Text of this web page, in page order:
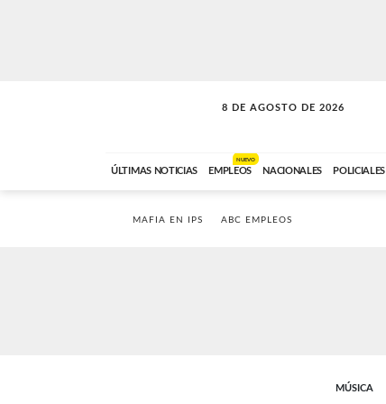
8 DE AGOSTO DE 2026
SOLO MÚSICA
ÚLTIMAS NOTICIAS EMPLEOS
NUEVO
NACIONALES POLICIALES
MAFIA EN IPS ABC EMPLEOS
MÚSICA